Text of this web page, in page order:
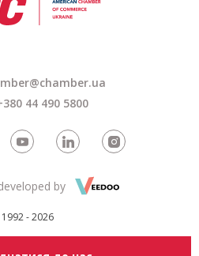
44 490 5800
- 2026
by